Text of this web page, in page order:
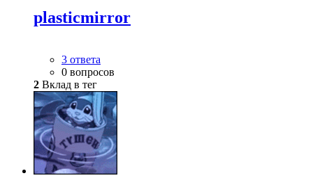
plasticmirror
3 ответа
0 вопросов
2 Вклад в тег